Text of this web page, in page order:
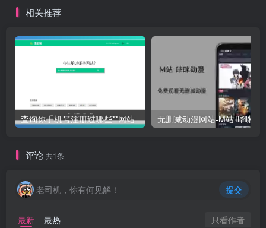
相关推荐
查询你手机号注册过哪些**网站 无删减动漫网站-M站 哔咪动
评论 共1条
老司机，你有何见解！ 提交
最新 最热 只看作者